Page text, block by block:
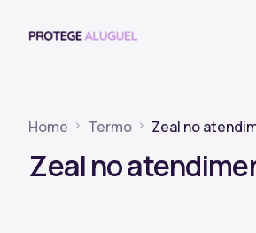
Home Termo Zeal no
Zeal no